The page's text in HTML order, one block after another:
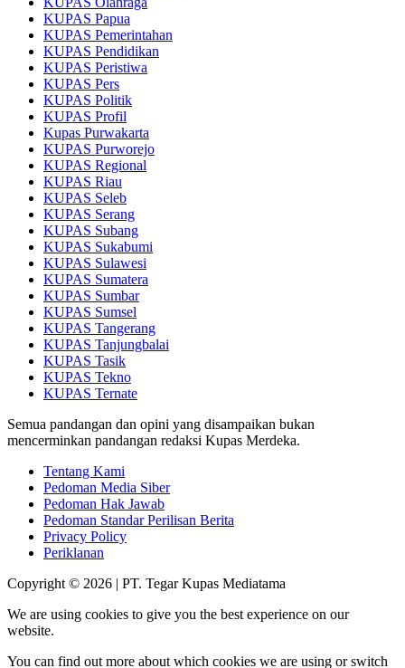
KUPAS Papua
KUPAS Pemerintahan
KUPAS Pendidikan
KUPAS Peristiwa
KUPAS Pers
KUPAS Politik
KUPAS Profil
Kupas Purwakarta
KUPAS Purworejo
KUPAS Regional
KUPAS Riau
KUPAS Seleb
KUPAS Serang
KUPAS Subang
KUPAS Sukabumi
KUPAS Sulawesi
KUPAS Sumatera
KUPAS Sumbar
KUPAS Sumsel
KUPAS Tangerang
KUPAS Tanjungbalai
KUPAS Tasik
KUPAS Tekno
KUPAS Ternate
Semua pandangan dan opini yang disampaikan bukan
mencerminkan pandangan redaksi Kupas Merdeka.
Tentang Kami
Pedoman Media Siber
Pedoman Hak Jawab
Pedoman Standar Perilisan Berita
Privacy Policy
Periklanan
Copyright © 2026 | PT. Tegar Kupas Mediatama
We are using cookies to give you the best experience on our
website.
You can find out more about which cookies we are using or switch